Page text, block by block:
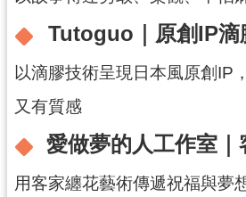
公
回
頁
網
Tutoguo｜原創IP滴
以滴膠技術呈現日本風原創IP
又有質感
愛做夢的人工作室｜
用客家纏花藝術傳遞祝福與夢